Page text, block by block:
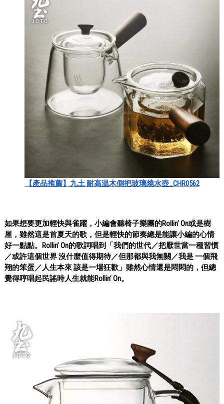
【產品推薦】九土 耐高温木側把玻璃燒水壺_CHR0562
如果想要更加輕快與雀躍，小編會聽椅子樂團的Rollin’ On或是樹
屋，雖然這是首夏天的歌，但是輕快的節奏總是能讓小編的心情
好一點點。Rollin’ On的歌詞唱到「我們的世代／把厭世當一種習慣
／或許這個世界 沒什麼值得期待／但那都與我無關／我是 一個飛
翔的笨蛋／人生本來 該是一場狂歡」雖然心情還是悶悶的，但總
覺得哼唱起民謠時人生就能Rollin’ On。